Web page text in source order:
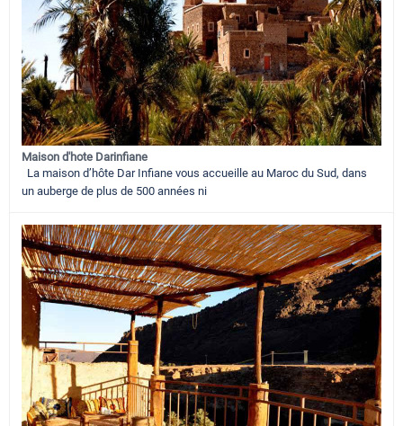
Maison d'hote Darinfiane
La maison d’hôte Dar Infiane vous accueille au Maroc du Sud, dans
un auberge de plus de 500 années ni